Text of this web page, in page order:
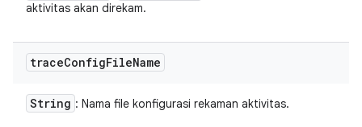
aktivitas akan direkam.
traceConfigFileName
String : Nama file konfigurasi rekaman aktivitas.